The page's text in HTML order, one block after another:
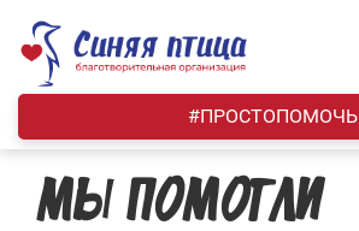
content
#ПРОСТОПОМОЧЬ
МЫ ПОМОГЛИ